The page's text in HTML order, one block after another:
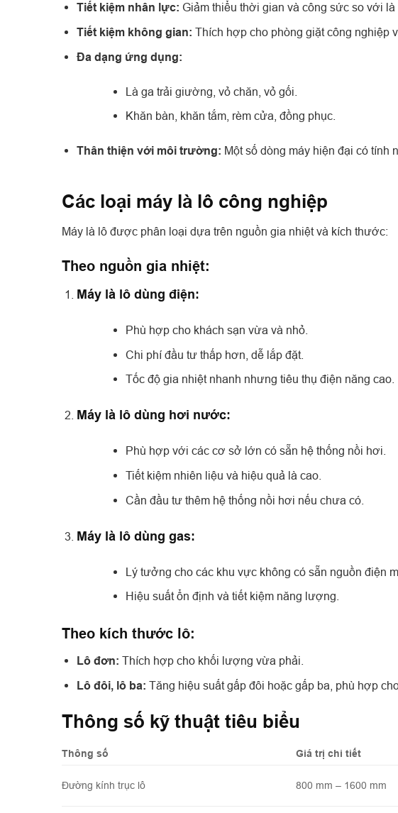
Tiết kiệm nhân lực: Giảm thiểu thời gian và công sức so với là
Tiết kiệm không gian: Thích hợp cho phòng giặt công nghiệp
Đa dạng ứng dụng:
Là ga trải giường, vỏ chăn, vỏ gối.
Khăn bàn, khăn tắm, rèm cửa, đồng phục.
Thân thiện với môi trường: Một số dòng máy hiện đại có tính
Các loại máy là lô công nghiệp
Máy là lô được phân loại dựa trên nguồn gia nhiệt và kích thước:
Theo nguồn gia nhiệt:
Máy là lô dùng điện:
Phù hợp cho khách sạn vừa và nhỏ.
Chi phí đầu tư thấp hơn, dễ lắp đặt.
Tốc độ gia nhiệt nhanh nhưng tiêu thụ điện năng cao.
Máy là lô dùng hơi nước:
Phù hợp với các cơ sở lớn có sẵn hệ thống nồi hơi.
Tiết kiệm nhiên liệu và hiệu quả là cao.
Cần đầu tư thêm hệ thống nồi hơi nếu chưa có.
Máy là lô dùng gas:
Lý tưởng cho các khu vực không có sẵn nguồn điện
Hiệu suất ổn định và tiết kiệm năng lượng.
Theo kích thước lô:
Lô đơn: Thích hợp cho khối lượng vừa phải.
Lô đôi, lô ba: Tăng hiệu suất gấp đôi hoặc gấp ba, phù hợp
Thông số kỹ thuật tiêu biểu
Thông số Giá trị chi tiết
Đường kính trục lô 800 mm – 1600 mm